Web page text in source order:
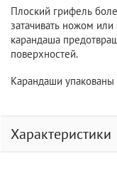
Плоский грифель
затачивать ножом
карандаша
поверхностей.
Карандаши
Характеристики